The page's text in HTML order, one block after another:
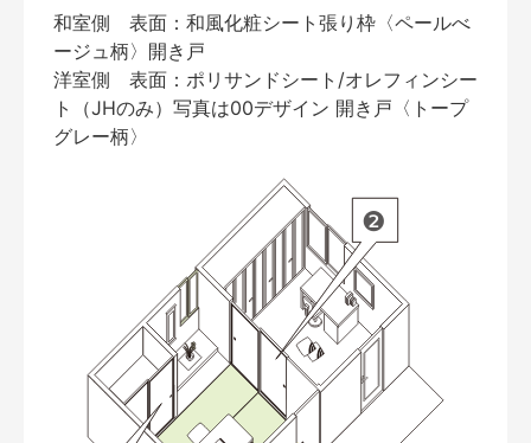
和室側 表面：和風化粧シート張り枠〈ペールべ
ージュ柄〉開き戸
洋室側 表面：ポリサンドシート/オレフィンシー
ト（JHのみ）写真は00デザイン 開き戸〈トープ
グレー柄〉